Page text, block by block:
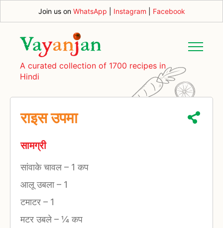
Join us on WhatsApp Instagram Facebook
A curated collection of 1700 recipes in
Hindi
राइस उपमा
सामग्री
सांवाके चावल – 1 कप
आलू उबला– 1
टमाटर – 1
मटर उबले – ¼ कप